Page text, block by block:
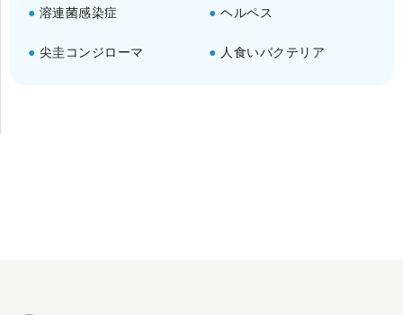
溶連菌感染症 ヘルペス
尖圭コンジローマ 人食いバクテリア